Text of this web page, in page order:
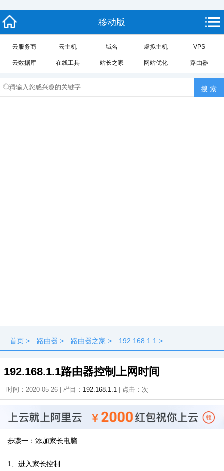
移动版
云服务商 云主机 域名 虚拟主机 VPS
云数据库 在线工具 站长之家 网站优化 路由器
首页 > 路由器 > 路由器之家 > 192.168.1.1 >
192.168.1.1路由器控制上网时间
时间：2020-05-26 | 栏目： 192.168.1.1 | 点击： 次
步骤一：添加家长电脑
1、进入家长控制